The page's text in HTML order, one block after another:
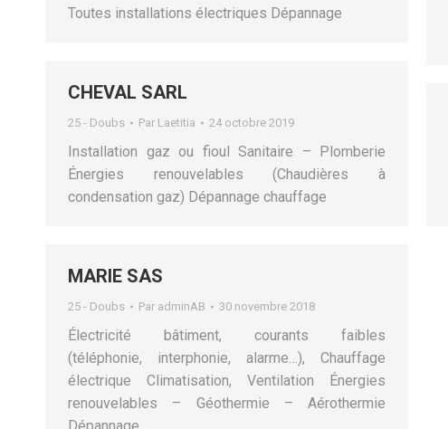
Toutes installations électriques Dépannage
CHEVAL SARL
25 - Doubs Par Laetitia 24 octobre 2019
Installation gaz ou fioul Sanitaire – Plomberie
Énergies renouvelables (Chaudières à
condensation gaz) Dépannage chauffage
MARIE SAS
25 - Doubs Par adminAB 30 novembre 2018
Électricité bâtiment, courants faibles
(téléphonie, interphonie, alarme…), Chauffage
électrique Climatisation, Ventilation Énergies
renouvelables – Géothermie – Aérothermie
Dépannage